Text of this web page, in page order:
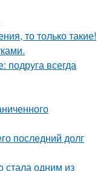
то только такие!
подруга всегда
последний долг
стала одним из